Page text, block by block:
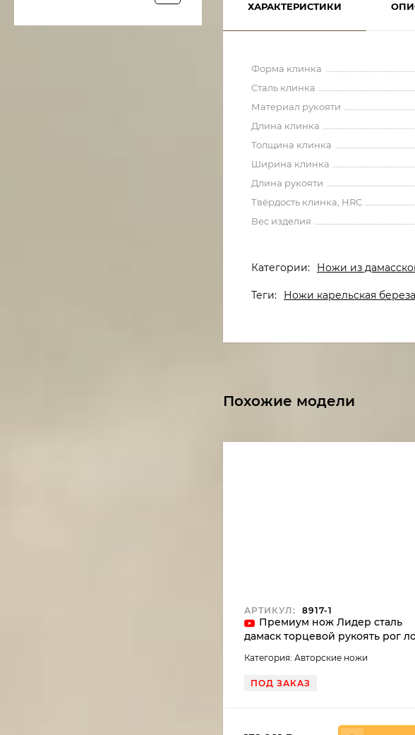
ХАРАКТЕРИСТИКИ
Форма клинка
Сталь клинка
Материал рукояти
Длина клинка
Толщина клинка
Ширина клинка
Длина рукояти
Твёрдость клинка, HRC
Вес изделия
Категории: Ножи из
Теги: Ножи карельская береза
Похожие модели
АРТИКУЛ: 8917-1
Премиум нож Лидер сталь
дамаск торцевой рукоять рог
Категория: Авторские ножи
ПОД ЗАКАЗ